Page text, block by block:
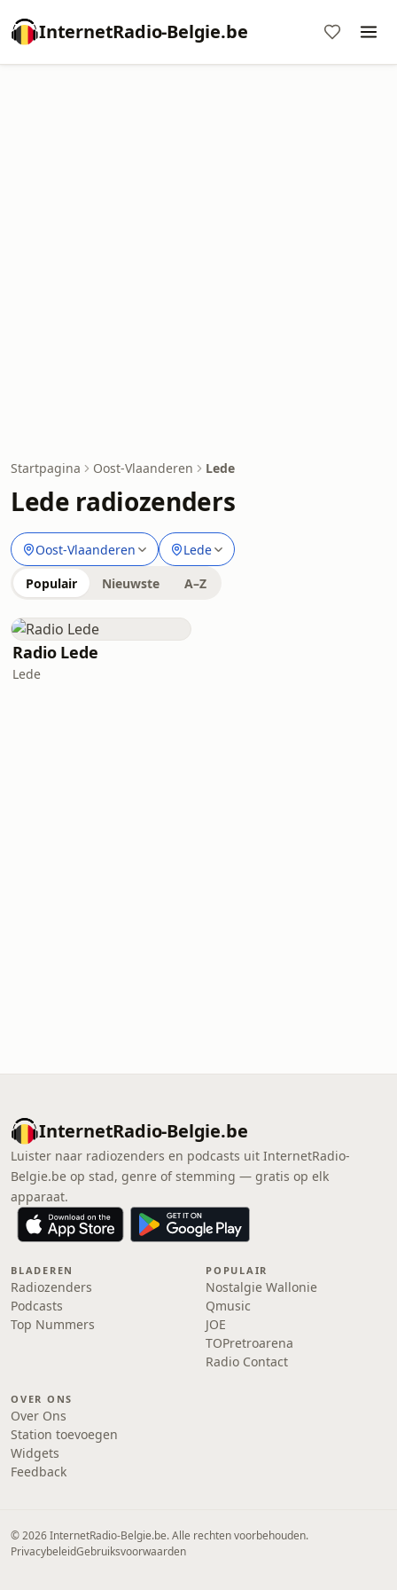
InternetRadio-Belgie.be
Startpagina Oost-Vlaanderen Lede
Lede radiozenders
Oost-Vlaanderen Lede
Populair Nieuwste A–Z
Radio Lede
Lede
InternetRadio-Belgie.be
Luister naar radiozenders en podcasts uit InternetRadio-
Belgie.be op stad, genre of stemming — gratis op elk
apparaat.
BLADEREN
Radiozenders
Podcasts
Top Nummers
POPULAIR
Nostalgie Wallonie
Qmusic
JOE
TOPretroarena
Radio Contact
OVER ONS
Over Ons
Station toevoegen
Widgets
Feedback
© 2026 InternetRadio-Belgie.be. Alle rechten voorbehouden.
PrivacybeleidGebruiksvoorwaarden